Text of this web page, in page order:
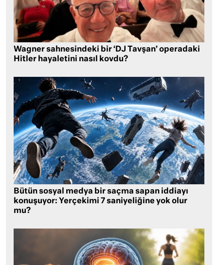
Wagner sahnesindeki bir ‘DJ Tavşan’ operadaki
Hitler hayaletini nasıl kovdu?
Bütün sosyal medya bir saçma sapan iddiayı
konuşuyor: Yerçekimi 7 saniyeliğine yok olur
mu?